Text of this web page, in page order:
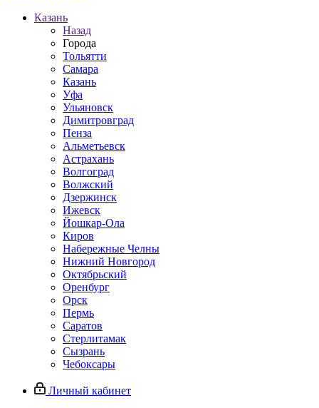
Казань
Назад
Города
Тольятти
Самара
Казань
Уфа
Ульяновск
Димитровград
Пенза
Альметьевск
Астрахань
Волгоград
Волжский
Дзержинск
Ижевск
Йошкар-Ола
Киров
Набережные Челны
Нижний Новгород
Октябрьский
Оренбург
Орск
Пермь
Саратов
Стерлитамак
Сызрань
Чебоксары
Личный кабинет